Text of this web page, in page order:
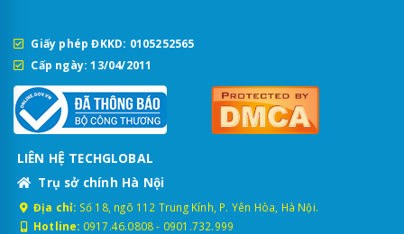
Giấy phép ĐKKD: 0105252565
Cấp ngày: 13/04/2011
LIÊN HỆ TECHGLOBAL
Trụ sở chính Hà Nội
Địa chỉ: Số 18, ngõ 112 Trung Kính, P. Yên Hòa, Hà Nội.
Hotline: 0917.46.0808- 0901.732.999